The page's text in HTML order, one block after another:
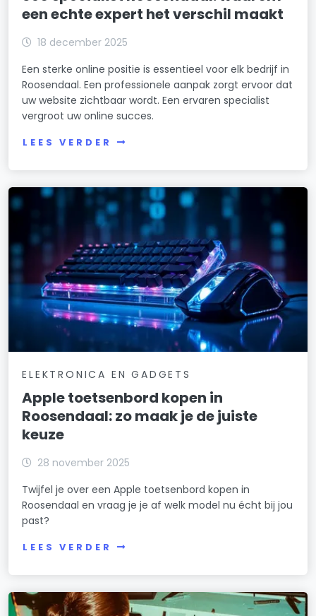
een echte expert het verschil maakt
18 december 2025
Een sterke online positie is essentieel voor elk bedrijf in
Roosendaal. Een professionele aanpak zorgt ervoor dat
uw website zichtbaar wordt. Een ervaren specialist
vergroot uw online succes.
LEES VERDER
ELEKTRONICA EN GADGETS
Apple toetsenbord kopen in
Roosendaal: zo maak je de juiste
keuze
28 november 2025
Twijfel je over een Apple toetsenbord kopen in
Roosendaal en vraag je je af welk model nu écht bij jou
past?
LEES VERDER